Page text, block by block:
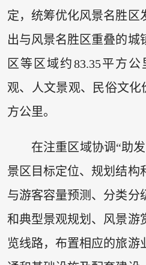
定，统筹优化风景名胜区
出与风景名胜区重叠的城
区等区域约83.35平方
观、人文景观、民俗文化
方公里。
在注重区域协调“助
景区目标定位、规划结构
与游客容量预测、分类分
和典型景观规划、风景游
览线路，布置相应的旅游